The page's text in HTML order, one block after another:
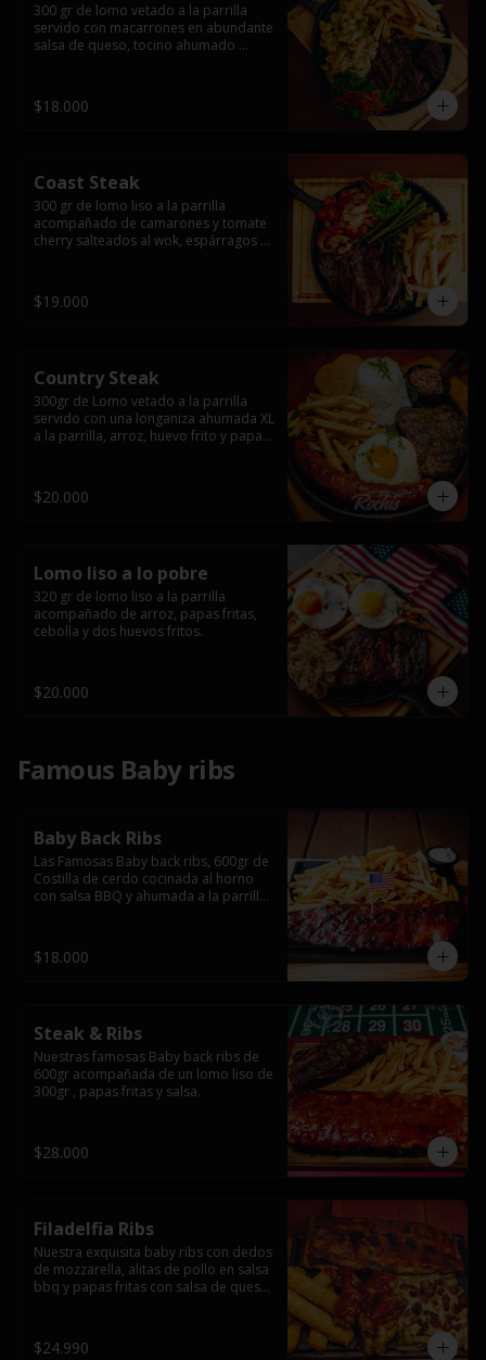
300 gr de lomo vetado a la parrilla
servido con macarrones en abundante
salsa de queso, tocino ahumado
$18.000
Coast Steak
300 gr de lomo liso a la parrilla
acompañado de camarones y tomate
cherry salteados al wok, espárragos
$19.000
Country Steak
300gr de Lomo vetado a la parrilla
servido con una longaniza ahumada XL
a la parrilla, arroz, huevo frito y papas
$20.000
Lomo liso a lo pobre
320 gr de lomo liso a la parrilla
acompañado de arroz, papas fritas,
cebolla y dos huevos fritos.
$20.000
Famous Baby ribs
Baby Back Ribs
Las Famosas Baby back ribs, 600gr de
Costilla de cerdo cocinada al horno
con salsa BBQ y ahumada a la parrilla
$18.000
Steak & Ribs
Nuestras famosas Baby back ribs de
600gr acompañada de un lomo liso de
300gr , papas fritas y salsa.
$28.000
Filadelfia Ribs
Nuestra exquisita baby ribs con dedos
de mozzarella, alitas de pollo en salsa
bbq y papas fritas con salsa de queso
$24.990